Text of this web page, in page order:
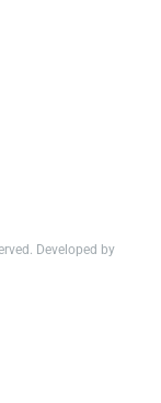
Developed by